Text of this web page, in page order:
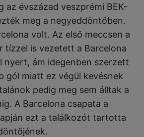
az évszázad veszprémi BEK-
meg a negyeddöntőben.
volt. Az első meccsen a
tízzel is vezetett a Barcelona
nyert, ám idegenben szerzett
gól miatt ez végül kevésnek
pedig meg sem álltak a
A Barcelona csapata a
ezt a találkozót tartotta